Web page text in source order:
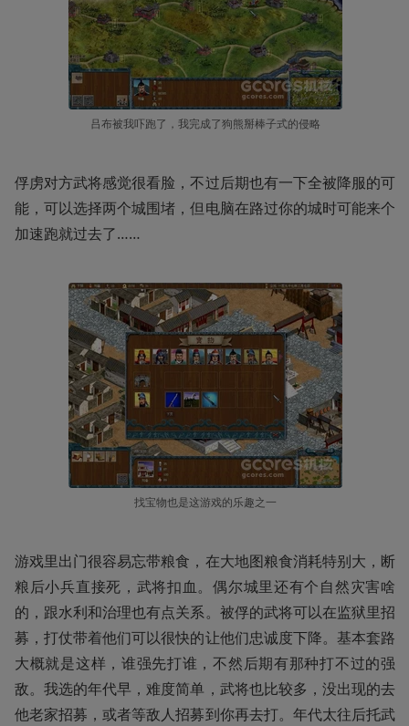
吕布被我吓跑了，我完成了狗熊掰棒子式的侵略
俘虏对方武将感觉很看脸，不过后期也有一下全被降服的可
能，可以选择两个城围堵，但电脑在路过你的城时可能来个
加速跑就过去了……
找宝物也是这游戏的乐趣之一
游戏里出门很容易忘带粮食，在大地图粮食消耗特别大，断
粮后小兵直接死，武将扣血。偶尔城里还有个自然灾害啥
的，跟水利和治理也有点关系。被俘的武将可以在监狱里招
募，打仗带着他们可以很快的让他们忠诚度下降。基本套路
大概就是这样，谁强先打谁，不然后期有那种打不过的强
敌。我选的年代早，难度简单，武将也比较多，没出现的去
他老家招募，或者等敌人招募到你再去打。年代太往后托武